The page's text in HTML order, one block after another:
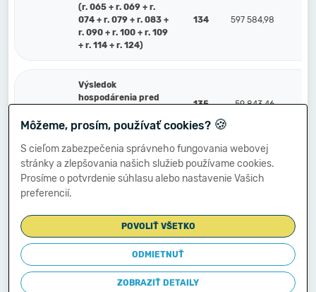
(r. 065 + r. 069 + r.
074 + r. 079 + r. 083 +
r. 090 + r. 100 + r. 109
+ r. 114 + r. 124)
134 597 584,98
Výsledok
hospodárenia pred
mínus r. 064) (+/-)
135 59 843,46
591 Splatná daň z príjmov 136 0,00
z príjmov
hospodárenia po
zdanení r. 135 mínus
138 59 843,46
Môžeme, prosím, používať cookies? 🍪
S cieľom zabezpečenia správneho fungovania webovej
stránky a zlepšovania našich služieb používame cookies.
Prosíme o potvrdenie súhlasu alebo nastavenie Vašich
preferencií.
POVOLIŤ VŠETKO
ODMIETNUŤ
ZOBRAZIŤ DETAILY